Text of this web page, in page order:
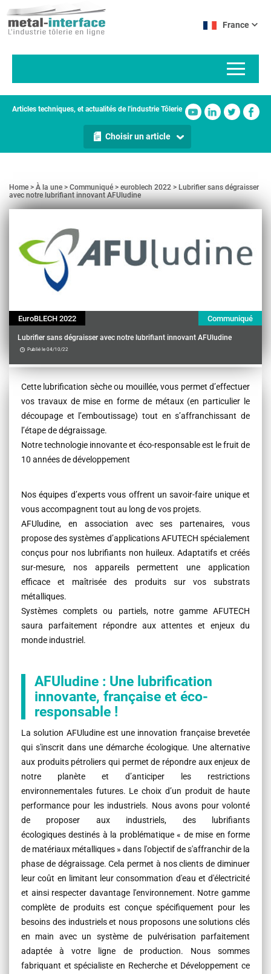
au
contenu
France
Articles techniques, et actualités de l'industrie Tôlerie
Choisir un article
Home À la une Communiqué euroblech 2022
Lubrifier sans dégraisser
avec notre lubrifiant innovant AFUludine
EuroBLECH 2022 Communiqué
Lubrifier sans dégraisser avec notre lubrifiant innovant AFUludine
Publié le 04/10/22
Contenu
Cette lubrification sèche ou mouillée, vous permet d’effectuer
vos travaux de mise en forme de métaux (en particulier le
découpage et l’emboutissage) tout en s’affranchissant de
l’étape de dégraissage.
Notre technologie innovante et éco-responsable est le fruit de
10 années de développement
Nos équipes d’experts vous offrent un savoir-faire unique et
vous accompagnent tout au long de vos projets.
AFUludine, en association avec ses partenaires, vous
propose des systèmes d’applications AFUTECH spécialement
conçus pour nos lubrifiants non huileux. Adaptatifs et créés
sur-mesure, nos appareils permettent une application
efficace et maîtrisée des produits sur vos substrats
métalliques.
Systèmes complets ou partiels, notre gamme AFUTECH
saura parfaitement répondre aux attentes et enjeux du
monde industriel.
AFUludine : Une lubrification
innovante, française et éco-
responsable !
La solution AFUludine est une innovation française brevetée
qui s'inscrit dans une démarche écologique. Une alternative
aux produits pétroliers qui permet de répondre aux enjeux de
notre planète et d’anticiper les restrictions
environnementales futures. Le choix d’un produit de haute
performance pour les industriels. Nous avons pour volonté
de proposer aux industriels, des lubrifiants
écologiques destinés à la problématique « de mise en forme
de matériaux métalliques » dans l'objectif de s'affranchir de la
phase de dégraissage. Cela permet à nos clients de diminuer
leur coût en limitant leur consommation d'eau et d'électricité
et ainsi respecter davantage l'environnement. Notre gamme
complète de produits est conçue spécifiquement pour les
besoins des industriels et nous proposons une solutions clés
en main avec un système de pulvérisation parfaitement
adaptée à votre ligne de production. Nous sommes
fabriquant et spécialiste en Recherche et Développement ce